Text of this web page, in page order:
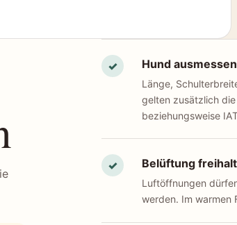
✓ Hund ausmessen
Länge,
gelten zusätzlich
beziehungsweise
✓ Belüftung
Luftöffnungen
werden. Im warmen